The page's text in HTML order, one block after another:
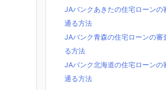
JAバンクあきたの住宅ローンの
通る方法
JAバンク青森の住宅ローンの審
る方法
JAバンク北海道の住宅ローンの
通る方法